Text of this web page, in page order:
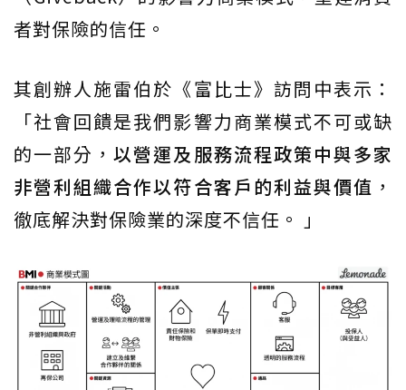
者對保險的信任。
其創辦人施雷伯於《富比士》訪問中表示：
「社會回饋是我們影響力商業模式不可或缺
的一部分，以營運及服務流程政策中與多家
非營利組織合作以符合客戶的利益與價值 ，
徹底解決對保險業的深度不信任。 」